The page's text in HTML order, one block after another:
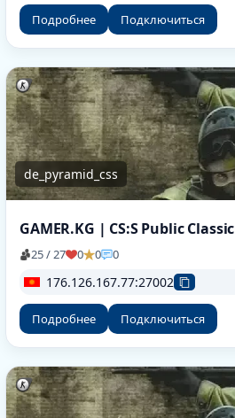
Подробнее Подключиться
de_pyramid_css
GAMER.KG | CS:S Public Classic
25 / 27 0 0 0
176.126.167.77:27002
Подробнее Подключиться